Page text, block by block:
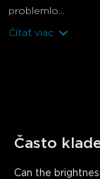
problemlo...
Čítať viac
Často
Can the